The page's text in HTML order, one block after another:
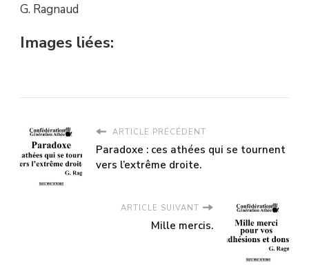
G. Ragnaud
Images liées:
ARTICLE PRÉCÉDENT
Paradoxe : ces athées qui se tournent
vers l’extrême droite.
ARTICLE SUIVANT
Mille mercis.